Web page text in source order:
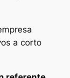
a corto